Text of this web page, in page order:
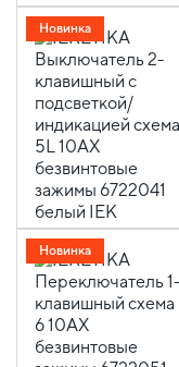
Новинка
Новинка